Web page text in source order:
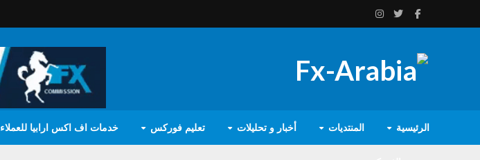
الرئيسية المنتديات أخبار و تحليلات تعليم فوركس خدمات اف اكس ارابيا للعملاء